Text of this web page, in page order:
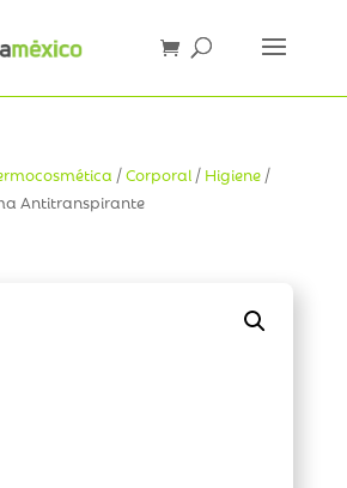
/Corporal/ Higiene/
Antitranspirante